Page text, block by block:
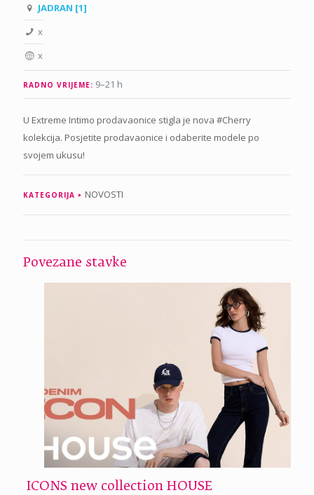
JADRAN [1]
x
x
RADNO VRIJEME: 9–21 h
U Extreme Intimo prodavaonice stigla je nova #Cherry
kolekcija. Posjetite prodavaonice i odaberite modele po
svojem ukusu!
KATEGORIJA NOVOSTI
Povezane stavke
ICONS new collection HOUSE